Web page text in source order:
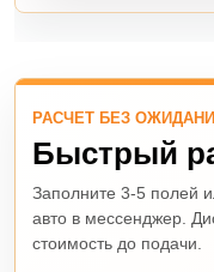
РАСЧЕТ БЕЗ
Быстрый
Заполните 3-5 полей
авто в мессенджер.
стоимость до подачи.